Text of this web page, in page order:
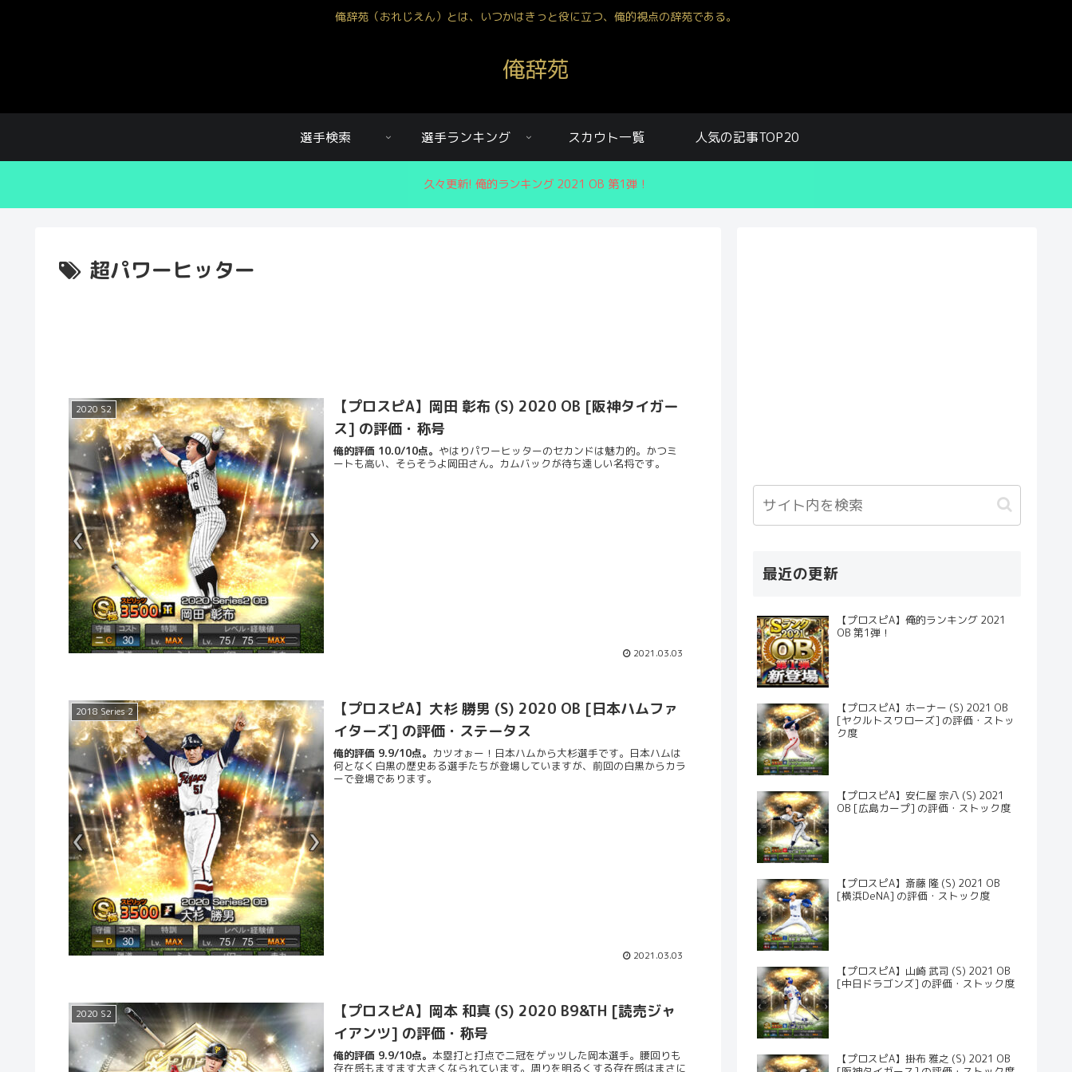
俺辞苑（おれじえん）とは、いつかはきっと役に立つ、俺的視点の辞苑である。
俺辞苑
選手検索 選手ランキング スカウト一覧 人気の記事TOP20
久々更新! 俺的ランキング 2021 OB 第1弾！
超パワーヒッター
2020 S2
【プロスピA】岡田 彰布 (S) 2020 OB [阪神タイガー
ス] の評価・称号
俺的評価 10.0/10点。 やはりパワーヒッターのセカンドは魅力的。かつミ
ートも高い、そらそうよ岡田さん。カムバックが待ち遠しい名将です。
2021.03.03
2018 Series 2
【プロスピA】大杉 勝男 (S) 2020 OB [日本ハムファ
イターズ] の評価・ステータス
俺的評価 9.9/10点。 カツオぉー！日本ハムから大杉選手です。日本ハムは
何となく白黒の歴史ある選手たちが登場していますが、前回の白黒からカラ
ーで登場であります。
2021.03.03
2020 S2
【プロスピA】岡本 和真 (S) 2020 B9&TH [読売ジャ
イアンツ] の評価・称号
俺的評価 9.9/10点。本塁打と打点で二冠をゲッツした岡本選手。腰回りも
存在感もますます大きくなられています。周りを明るくする存在感はまさに
最近の更新
【プロスピA】俺的ランキング 2021
OB 第1弾！
【プロスピA】ホーナー (S) 2021 OB
[ヤクルトスワローズ] の評価・ストッ
ク度
【プロスピA】安仁屋 宗八 (S) 2021
OB [広島カープ] の評価・ストック度
【プロスピA】斎藤 隆 (S) 2021 OB
[横浜DeNA] の評価・ストック度
【プロスピA】山崎 武司 (S) 2021 OB
[中日ドラゴンズ] の評価・ストック度
【プロスピA】掛布 雅之 (S) 2021 OB